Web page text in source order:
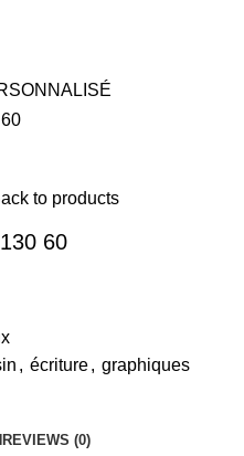
to products
60
, écriture, graphiques
REVIEWS (0)